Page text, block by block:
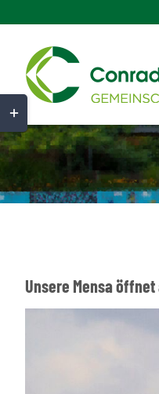
springen
Unsere Mensa öffnet
Toggle
Sliding
Bar
Area